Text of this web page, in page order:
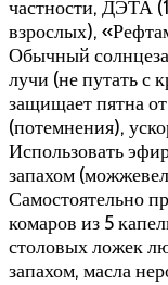
частности, ДЭТА
взрослых),
Обычный
лучи (не путать с
защищает пятна
(потемнения),
Использовать
запахом
Самостоятельно
комаров из 5
столовых ложек
запахом, масла